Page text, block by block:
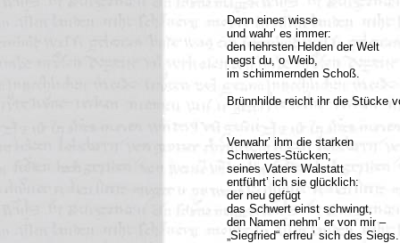
Denn eines wisse
und wahr’ es immer:
den hehrsten Helden der Welt
hegst du, o Weib,
im schimmernden Schoß.
Brünnhilde reicht ihr die Stücke
Verwahr’ ihm die starken
Schwertes-Stücken;
seines Vaters Walstatt
entführt’ ich sie glücklich:
der neu gefügt
das Schwert einst schwingt,
den Namen nehm’ er von mir –
„Siegfried“ erfreu’ sich des Siegs.